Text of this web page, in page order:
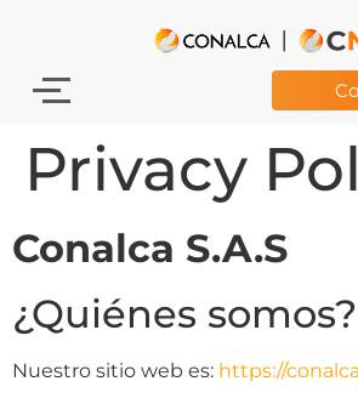
Privacy
Conalca S.A.S
¿Quiénes somos?
Nuestro sitio web es: https://